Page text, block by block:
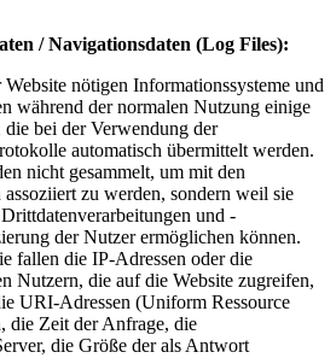
/ Navigationsdaten (Log Files):
nötigen Informationssysteme und
während der normalen Nutzung einige
die bei der Verwendung der
automatisch übermittelt werden.
nicht gesammelt, um mit den
zu werden, sondern weil sie
und -
der Nutzer ermöglichen können.
fallen die IP-Adressen oder die
Nutzern, die auf die Website zugreifen,
URI-Adressen (Uniform Ressource
die Zeit der Anfrage, die
die Größe der als Antwort